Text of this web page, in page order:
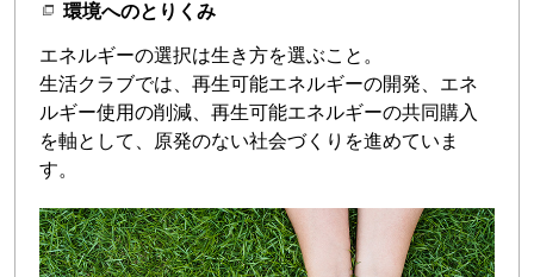
環境へのとりくみ
エネルギーの選択は生き方を選ぶこと。
生活クラブでは、再生可能エネルギーの開発、エネ
ルギー使用の削減、再生可能エネルギーの共同購入
を軸として、原発のない社会づくりを進めていま
す。